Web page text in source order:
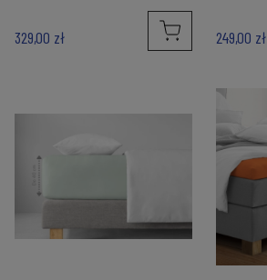
329,00 zł 249,00 zł